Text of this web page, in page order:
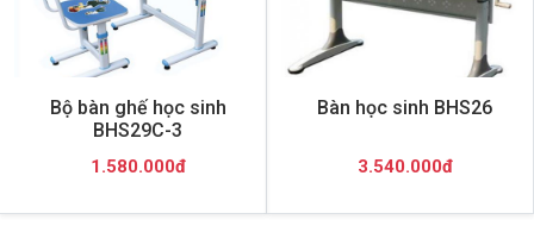
Bộ bàn ghế học sinh
BHS29C-3
1.580.000đ
Bàn học sinh BHS26
3.540.000đ